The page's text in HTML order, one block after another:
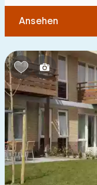
Schlafzimmern:
1 2 3
Badezimmer:
1 2 3
Ansehen